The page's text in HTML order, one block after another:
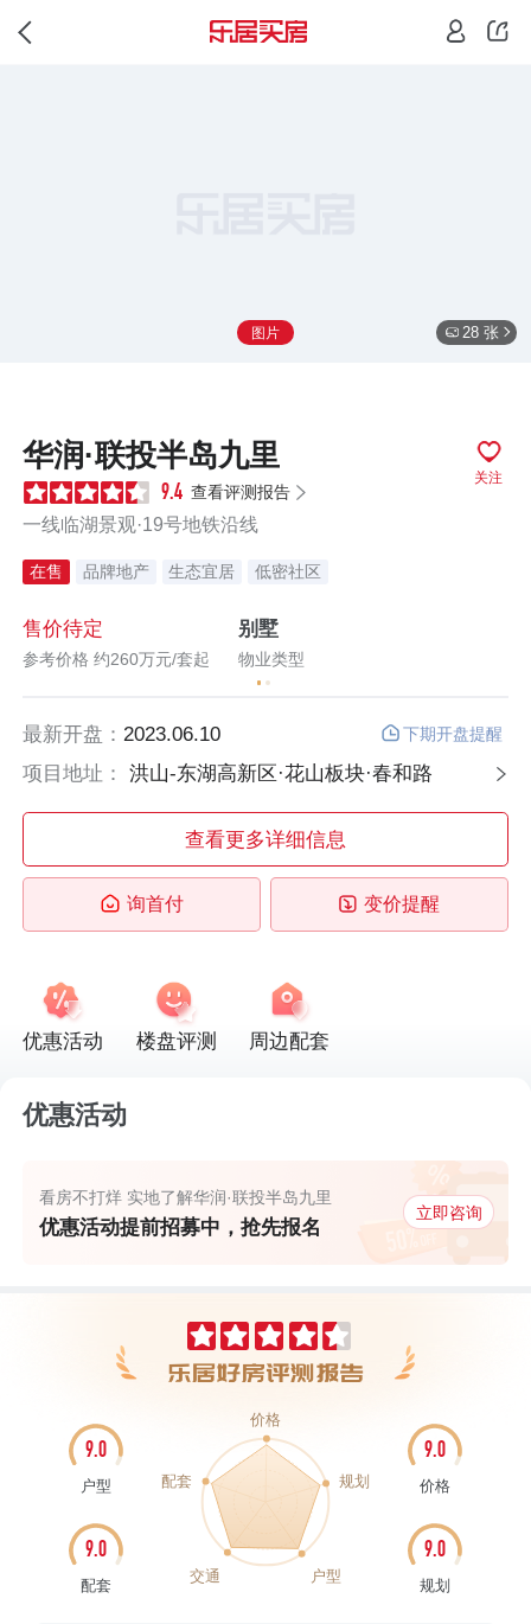
图片 28 张
关注
华润·联投半岛九里
9.4 查看评测报告
一线临湖景观·19号地铁沿线
在售 品牌地产 生态宜居 低密社区
售价待定
参考价格 约260万元/套起
别墅
物业类型
最新开盘： 2023.06.10 下期开盘提醒
项目地址： 洪山-东湖高新区·花山板块·春和路
查看更多详细信息
询首付 变价提醒
优惠活动 楼盘评测 周边配套
优惠活动
看房不打烊 实地了解华润·联投半岛九里
优惠活动提前招募中，抢先报名
立即咨询
9.0
户型
9.0
配套
9.0
价格
9.0
规划
户型
交通
配套
价格
规划